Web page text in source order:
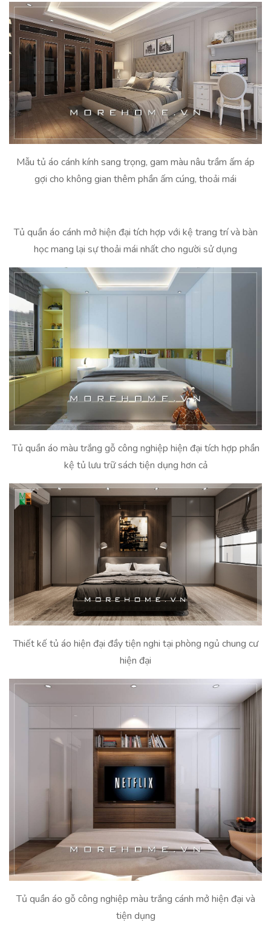
Mẫu tủ áo cánh kính sang trọng, gam màu nâu trầm ấm áp
gợi cho không gian thêm phần ấm cúng, thoải mái
Tủ quần áo cánh mở hiện đại tích hợp với kệ trang trí và bàn
học mang lại sự thoải mái nhất cho người sử dụng
Tủ quần áo màu trắng gỗ công nghiệp hiện đại tích hợp phần
kệ tủ lưu trữ sách tiện dụng hơn cả
Thiết kế tủ áo hiện đại đầy tiện nghi tại phòng ngủ chung cư
hiện đại
Tủ quần áo gỗ công nghiệp màu trắng cánh mở hiện đại và
tiện dụng